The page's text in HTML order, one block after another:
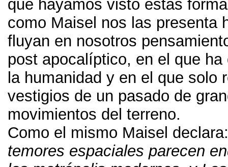
que hayamos visto estas
como Maisel nos las presenta
fluyan en nosotros
post apocalíptico, en el que ha
la humanidad y en el que solo
vestigios de un pasado de
movimientos del terreno.
Como el mismo Maisel declara
temores espaciales parecen